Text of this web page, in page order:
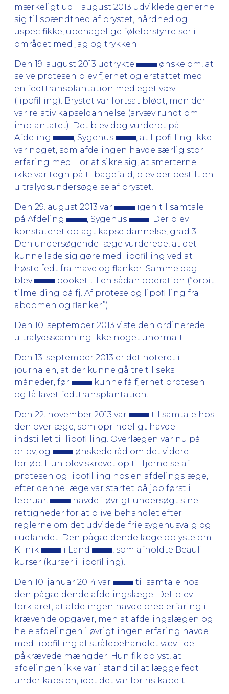
mærkeligt ud. I august 2013 udviklede generne
sig til spændthed af brystet, hårdhed og
uspecifikke, ubehagelige føleforstyrrelser i
området med jag og trykken.
Den 19. august 2013 udtrykte
ønske om, at
selve protesen blev fjernet og erstattet med
en fedttransplantation med eget væv
(lipofilling). Brystet var fortsat blødt, men der
var relativ kapseldannelse (arvæv rundt om
implantatet). Det blev dog vurderet på
Afdeling
, Sygehus
, at lipofilling ikke
var noget, som afdelingen havde særlig stor
erfaring med. For at sikre sig, at smerterne
ikke var tegn på tilbagefald, blev der bestilt en
ultralydsundersøgelse af brystet.
Den 29. august 2013 var
igen til samtale
på Afdeling
, Sygehus
. Der blev
konstateret oplagt kapseldannelse, grad 3.
Den undersøgende læge vurderede, at det
kunne lade sig gøre med lipofilling ved at
høste fedt fra mave og flanker. Samme dag
blev
booket til en sådan operation (”orbit
tilmelding på fj. Af protese og lipofilling fra
abdomen og flanker”).
Den 10. september 2013 viste den ordinerede
ultralydsscanning ikke noget unormalt.
Den 13. september 2013 er det noteret i
journalen, at der kunne gå tre til seks
måneder, før
kunne få fjernet protesen
og få lavet fedttransplantation.
Den 22. november 2013 var
til samtale hos
den overlæge, som oprindeligt havde
indstillet til lipofilling. Overlægen var nu på
orlov, og
ønskede råd om det videre
forløb. Hun blev skrevet op til fjernelse af
protesen og lipofilling hos en afdelingslæge,
efter denne læge var startet på job først i
februar.
havde i øvrigt undersøgt sine
rettigheder for at blive behandlet efter
reglerne om det udvidede frie sygehusvalg og
i udlandet. Den pågældende læge oplyste om
Klinik
i Land
, som afholdte Beauli-
kurser (kurser i lipofilling).
Den 10. januar 2014 var
til samtale hos
den pågældende afdelingslæge. Det blev
forklaret, at afdelingen havde bred erfaring i
krævende opgaver, men at afdelingslægen og
hele afdelingen i øvrigt ingen erfaring havde
med lipofilling af strålebehandlet væv i de
påkrævede mængder. Hun fik oplyst, at
afdelingen ikke var i stand til at lægge fedt
under kapslen, idet det var for risikabelt.